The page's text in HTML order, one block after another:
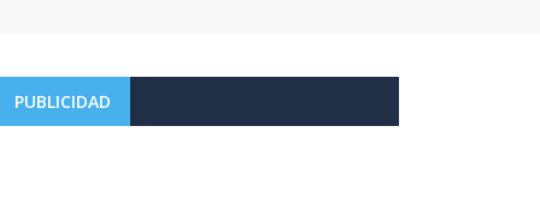
PUBLICIDAD